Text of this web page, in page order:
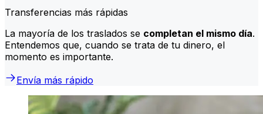
Transferencias más rápidas
La mayoría de los traslados se completan el mismo día.
Entendemos que, cuando se trata de tu dinero, el
momento es importante.
Envía más rápido